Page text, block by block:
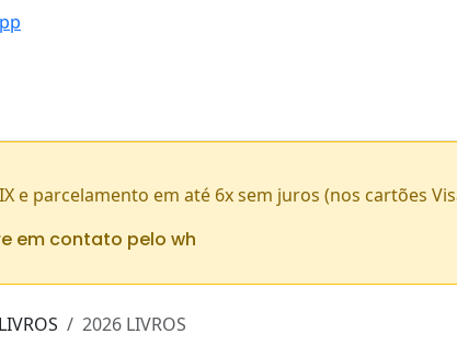
e parcelamento em até 6x sem juros (nos cartões
em contato pelo wh
2026 LIVROS